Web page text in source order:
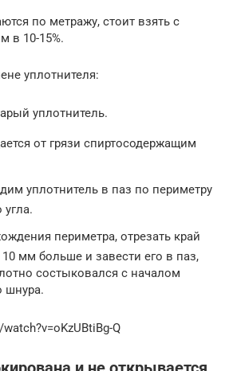
по метражу, стоит взять с
в 10-15%.
уплотнителя:
уплотнитель.
от грязи спиртосодержащим
уплотнитель в паз по периметру
угла.
периметра, отрезать край
мм больше и завести его в паз,
состыковался с началом
шнура.
Q